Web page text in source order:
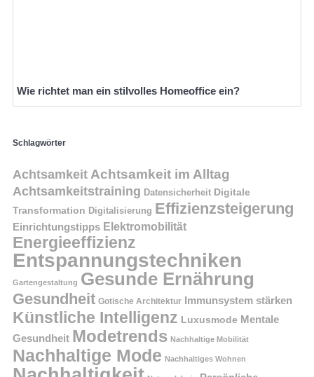
Wie richtet man ein stilvolles Homeoffice ein?
Schlagwörter
Achtsamkeit Achtsamkeit im Alltag
Achtsamkeitstraining Datensicherheit Digitale
Transformation Digitalisierung Effizienzsteigerung
Einrichtungstipps Elektromobilität
Energieeffizienz
Entspannungstechniken
Gartengestaltung Gesunde Ernährung
Gesundheit Gotische Architektur Immunsystem stärken
Künstliche Intelligenz Luxusmode Mentale
Gesundheit Modetrends Nachhaltige Mobilität
Nachhaltige Mode Nachhaltiges Wohnen